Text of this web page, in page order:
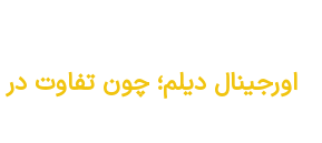
اورجینال دیلم؛ چون تفاوت